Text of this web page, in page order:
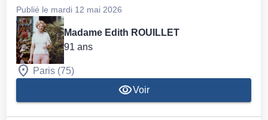
Publié le mardi 12 mai 2026
Madame Edith ROUILLET
91 ans
Paris (75)
Voir